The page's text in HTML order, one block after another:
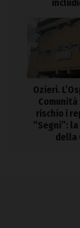
Ozieri.
rischio i
“Segni”:
della